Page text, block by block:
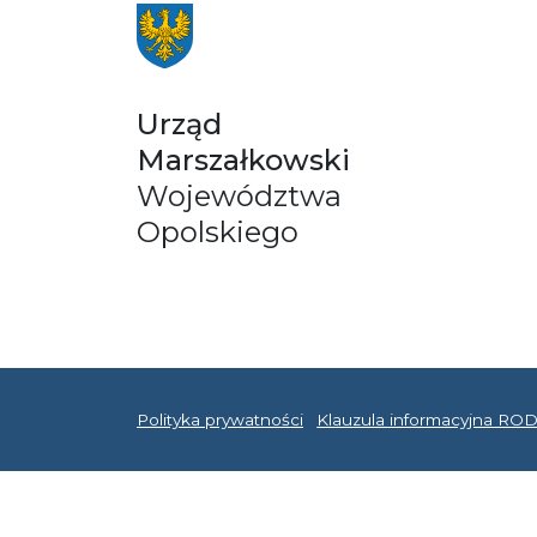
Urząd
Marszałkowski
Województwa
Opolskiego
Polityka prywatności Klauzula informacyjna